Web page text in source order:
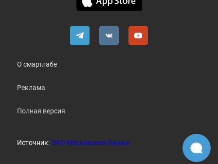
О смартлабе
Реклама
Полная версия
Источник: ПАО Московская Биржа